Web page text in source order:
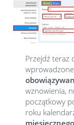
Przejdź teraz
wznowienia,
początkowy
roku
miesięcznego